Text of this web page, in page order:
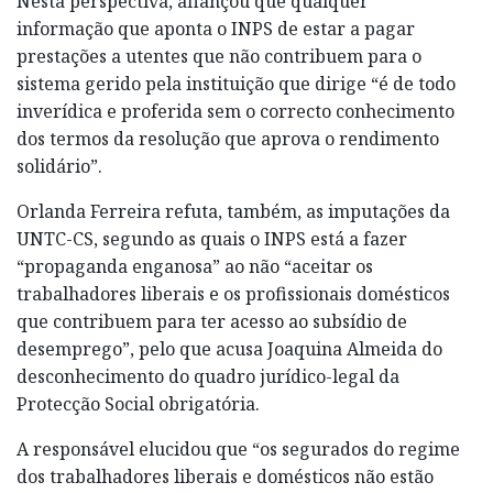
informação que aponta o INPS de estar a pagar
prestações a utentes que não contribuem para o
sistema gerido pela instituição que dirige “é de todo
inverídica e proferida sem o correcto conhecimento
dos termos da resolução que aprova o rendimento
solidário”.
Orlanda Ferreira refuta, também, as imputações da
UNTC-CS, segundo as quais o INPS está a fazer
“propaganda enganosa” ao não “aceitar os
trabalhadores liberais e os profissionais domésticos
que contribuem para ter acesso ao subsídio de
desemprego”, pelo que acusa Joaquina Almeida do
desconhecimento do quadro jurídico-legal da
Protecção Social obrigatória.
A responsável elucidou que “os segurados do regime
dos trabalhadores liberais e domésticos não estão